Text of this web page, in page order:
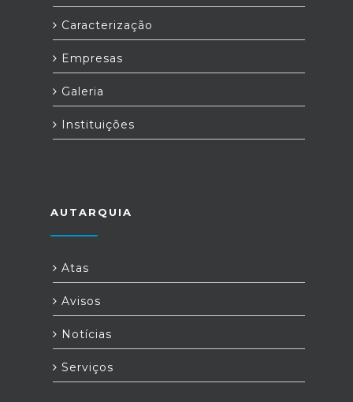
Caracterização
Empresas
Galeria
Instituições
AUTARQUIA
Atas
Avisos
Notícias
Serviços